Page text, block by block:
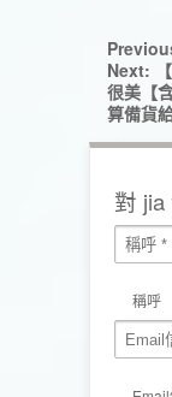
Next:
很美【
算備貨
對 jia
稱呼